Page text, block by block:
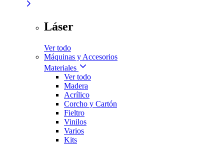
Láser
Ver todo
Máquinas y Accesorios
Materiales
Ver todo
Madera
Acrílico
Corcho y Cartón
Fieltro
Vinilos
Varios
Kits